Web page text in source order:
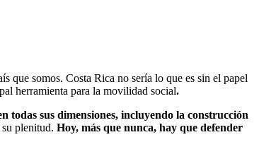
que somos. Costa Rica no sería lo que es sin el papel
herramienta para la movilidad social.
todas sus dimensiones, incluyendo la construcción
plenitud. Hoy, más que nunca, hay que defender